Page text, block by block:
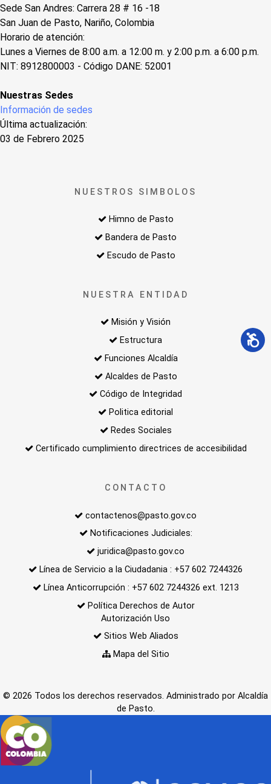
Sede San Andres: Carrera 28 # 16 -18
San Juan de Pasto, Nariño, Colombia
Horario de atención:
Lunes a Viernes de 8:00 a.m. a 12:00 m. y 2:00 p.m. a 6:00 p.m.
NIT: 8912800003 - Código DANE: 52001
Nuestras Sedes
Información de sedes
Última actualización:
03 de Febrero 2025
NUESTROS SIMBOLOS
Himno de Pasto
Bandera de Pasto
Escudo de Pasto
NUESTRA ENTIDAD
Misión y Visión
Estructura
Funciones Alcaldía
Alcaldes de Pasto
Código de Integridad
Politica editorial
Redes Sociales
Certificado cumplimiento directrices de accesibilidad
CONTACTO
contactenos@pasto.gov.co
Notificaciones Judiciales:
juridica@pasto.gov.co
Línea de Servicio a la Ciudadania : +57 602 7244326
Línea Anticorrupción : +57 602 7244326 ext. 1213
Política Derechos de Autor
Autorización Uso
Sitios Web Aliados
Mapa del Sitio
© 2026 Todos los derechos reservados. Administrado por Alcaldía
de Pasto.